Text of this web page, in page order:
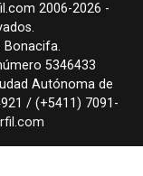
2006-2026 -
Bonacifa.
5346433
Autónoma de
/ (+5411) 7091-